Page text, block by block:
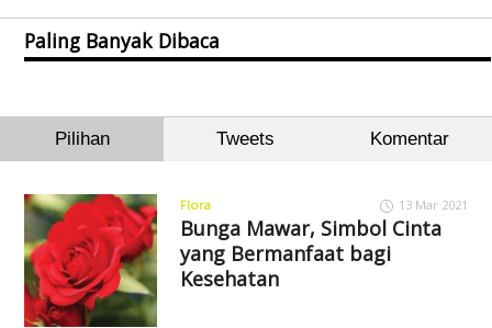
Paling Banyak Dibaca
Pilihan Tweets Komentar
Flora 13 Mar 2021
Bunga Mawar, Simbol Cinta
yang Bermanfaat bagi
Kesehatan